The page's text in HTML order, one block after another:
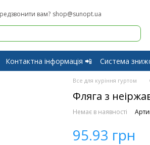
вам? shop@sunopt.ua
Контактна інформація 📲 Система
і Повернення
Все для куріння гуртом
Фляга з
Немає в наявності
95.93 грн